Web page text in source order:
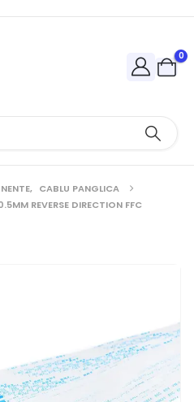
0
, CABLU PANGLICA
REVERSE DIRECTION FFC